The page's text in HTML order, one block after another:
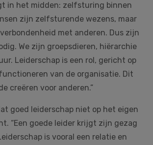
in het midden: zelfsturing binnen
zijn zelfsturende wezens, maar
met anderen. Dus zijn
We zijn groepsdieren, hiërarchie
Leiderschap is een rol, gericht op
van de organisatie. Dit
creëren voor anderen.”
goed leiderschap niet op het eigen
“Een goede leider krijgt zijn gezag
is vooral een relatie en